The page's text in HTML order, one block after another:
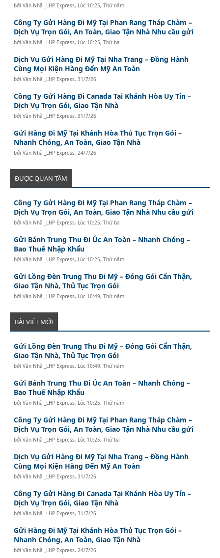
bởiVăn Nhã _LHP Express, Lúc 10:25, Thứ năm
Công Ty Gửi Hàng Đi Mỹ Tại Phan Rang Tháp Chàm –
Dịch Vụ Trọn Gói, An Toàn, Giao Tận Nhà Nhu cầu gửi
bởiVăn Nhã _LHP Express, Lúc 10:25, Thứ ba
Dịch Vụ Gửi Hàng Đi Mỹ Tại Nha Trang – Đồng Hành
Cùng Mọi Kiện Hàng Đến Mỹ An Toàn
bởiVăn Nhã _LHP Express,31/7/26
Công Ty Gửi Hàng Đi Canada Tại Khánh Hòa Uy Tín –
Dịch Vụ Trọn Gói, Giao Tận Nhà
bởiVăn Nhã _LHP Express,31/7/26
Gửi Hàng Đi Mỹ Tại Khánh Hòa Thủ Tục Trọn Gói –
Nhanh Chóng, An Toàn, Giao Tận Nhà
bởiVăn Nhã _LHP Express, 24/7/26
ĐƯỢC QUAN TÂM
Công Ty Gửi Hàng Đi Mỹ Tại Phan Rang Tháp Chàm –
Dịch Vụ Trọn Gói, An Toàn, Giao Tận Nhà Nhu cầu gửi
bởiVăn Nhã _LHP Express, Lúc 10:25, Thứ ba
Gửi Bánh Trung Thu Đi Úc An Toàn – Nhanh Chóng –
Bao Thuế Nhập Khẩu
bởiVăn Nhã _LHP Express, Lúc 10:25, Thứ năm
Gửi Lồng Đèn Trung Thu Đi Mỹ – Đóng Gói Cẩn Thận,
Giao Tận Nhà, Thủ Tục Trọn Gói
bởiVăn Nhã _LHP Express, Lúc 10:49, Thứ năm
BÀI VIẾT MỚI
Gửi Lồng Đèn Trung Thu Đi Mỹ – Đóng Gói Cẩn Thận,
Giao Tận Nhà, Thủ Tục Trọn Gói
bởiVăn Nhã _LHP Express, Lúc 10:49, Thứ năm
Gửi Bánh Trung Thu Đi Úc An Toàn – Nhanh Chóng –
Bao Thuế Nhập Khẩu
bởiVăn Nhã _LHP Express, Lúc 10:25, Thứ năm
Công Ty Gửi Hàng Đi Mỹ Tại Phan Rang Tháp Chàm –
Dịch Vụ Trọn Gói, An Toàn, Giao Tận Nhà Nhu cầu gửi
bởiVăn Nhã _LHP Express, Lúc 10:25, Thứ ba
Dịch Vụ Gửi Hàng Đi Mỹ Tại Nha Trang – Đồng Hành
Cùng Mọi Kiện Hàng Đến Mỹ An Toàn
bởiVăn Nhã _LHP Express,31/7/26
Công Ty Gửi Hàng Đi Canada Tại Khánh Hòa Uy Tín –
Dịch Vụ Trọn Gói, Giao Tận Nhà
bởiVăn Nhã _LHP Express,31/7/26
Gửi Hàng Đi Mỹ Tại Khánh Hòa Thủ Tục Trọn Gói –
Nhanh Chóng, An Toàn, Giao Tận Nhà
bởiVăn Nhã _LHP Express, 24/7/26